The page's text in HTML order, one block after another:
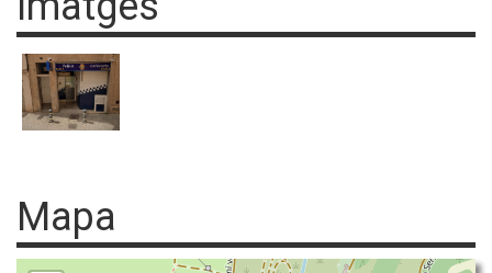
Mapa